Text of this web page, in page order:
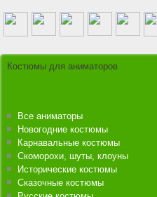
Костюмы для аниматоров
Все аниматоры
Новогодние костюмы
Карнавальные костюмы
Скоморохи, шуты, клоуны
Исторические костюмы
Сказочные костюмы